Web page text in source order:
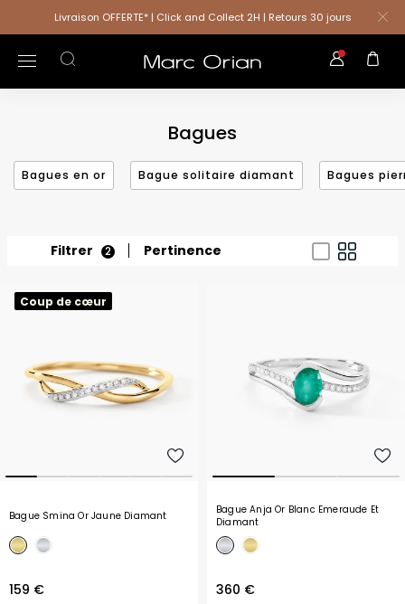
Livraison OFFERTE* | Click and Collect 2H | Retours 30 jours
Bagues
Bagues en or Bague solitaire diamant Bagues
Filtrer 2 Pertinence
Coup de cœur
Bague Smina Or Jaune Diamant
159 €
Bague Anja Or Blanc Emeraude Et
Diamant
360 €